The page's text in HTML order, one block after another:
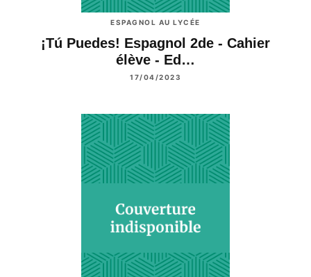
ESPAGNOL AU LYCÉE
¡Tú Puedes! Espagnol 2de - Cahier
élève - Ed…
17/04/2023